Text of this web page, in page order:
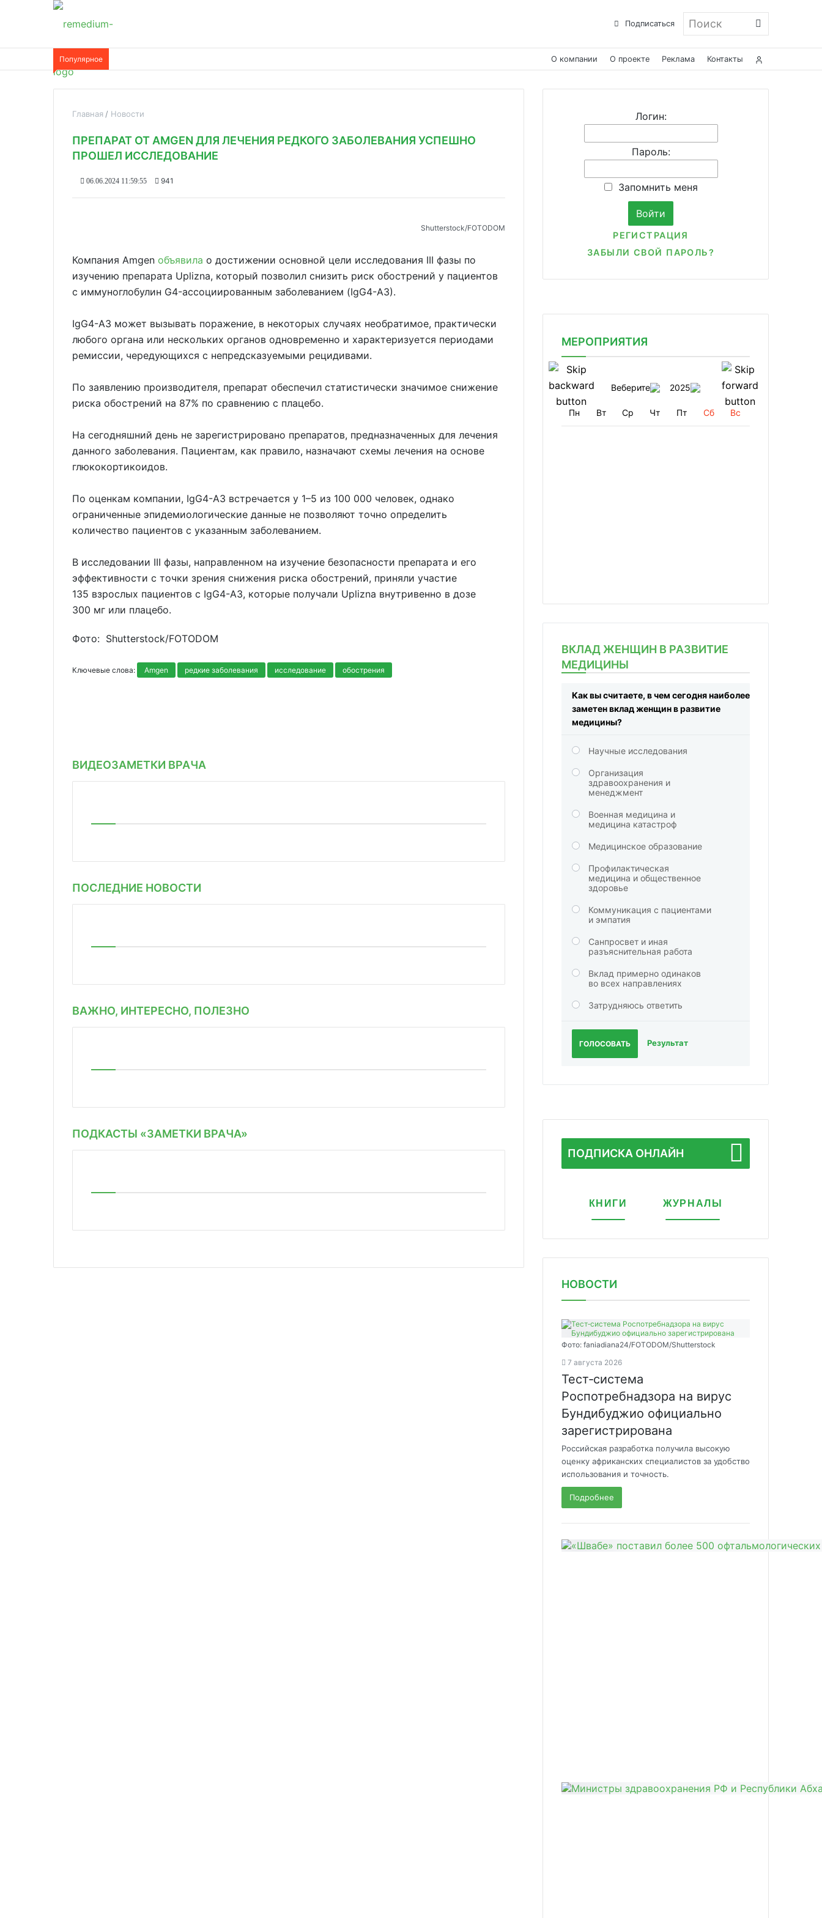
Подписаться Поиск
Популярное О компании О проекте Реклама Контакты
Главная Новости
ПРЕПАРАТ ОТ АMGEN ДЛЯ ЛЕЧЕНИЯ РЕДКОГО ЗАБОЛЕВАНИЯ УСПЕШНО
ПРОШЕЛ ИССЛЕДОВАНИЕ
06.06.2024 11:59:55 941
Shutterstoсk/FOTODOM
Компания Amgen объявила о достижении основной цели исследования III фазы по
изучению препарата Uplizna, который позволил снизить риск обострений у пациентов
с иммуноглобулин G4-ассоциированным заболеванием (IgG4-АЗ).
IgG4-АЗ может вызывать поражение, в некоторых случаях необратимое, практически
любого органа или нескольких органов одновременно и характеризуется периодами
ремиссии, чередующихся с непредсказуемыми рецидивами.
По заявлению производителя, препарат обеспечил статистически значимое снижение
риска обострений на 87% по сравнению с плацебо.
На сегодняшний день не зарегистрировано препаратов, предназначенных для лечения
данного заболевания. Пациентам, как правило, назначают схемы лечения на основе
глюкокортикоидов.
По оценкам компании, IgG4-АЗ встречается у 1–5 из 100 000 человек, однако
ограниченные эпидемиологические данные не позволяют точно определить
количество пациентов с указанным заболеванием.
В исследовании III фазы, направленном на изучение безопасности препарата и его
эффективности с точки зрения снижения риска обострений, приняли участие
135 взрослых пациентов с IgG4-АЗ, которые получали Uplizna внутривенно в дозе
300 мг или плацебо.
Фото: Shutterstoсk/FOTODOM
Ключевые слова: Amgen редкие заболевания исследование обострения
ВИДЕОЗАМЕТКИ ВРАЧА
ПОСЛЕДНИЕ НОВОСТИ
ВАЖНО, ИНТЕРЕСНО, ПОЛЕЗНО
ПОДКАСТЫ «ЗАМЕТКИ ВРАЧА»
Логин:
Пароль:
Запомнить меня
РЕГИСТРАЦИЯ
ЗАБЫЛИ СВОЙ ПАРОЛЬ?
МЕРОПРИЯТИЯ
Веберите 2025
Пн Вт Ср Чт Пт Сб Вс
ВКЛАД ЖЕНЩИН В РАЗВИТИЕ
МЕДИЦИНЫ
Как вы считаете, в чем сегодня наиболее
заметен вклад женщин в развитие
медицины?
Научные исследования
Организация
здравоохранения и
менеджмент
Военная медицина и
медицина катастроф
Медицинское образование
Профилактическая
медицина и общественное
здоровье
Коммуникация с пациентами
и эмпатия
Санпросвет и иная
разъяснительная работа
Вклад примерно одинаков
во всех направлениях
Затрудняюсь ответить
ГОЛОСОВАТЬ Результат
ПОДПИСКА ОНЛАЙН
КНИГИ ЖУРНАЛЫ
НОВОСТИ
Фото: faniadiana24/FOTODOM/Shutterstock
7 августа 2026
Тест‑система
Роспотребнадзора на вирус
Бундибуджио официально
зарегистрирована
Российская разработка получила высокую
оценку африканских специалистов за удобство
использования и точность.
Подробнее